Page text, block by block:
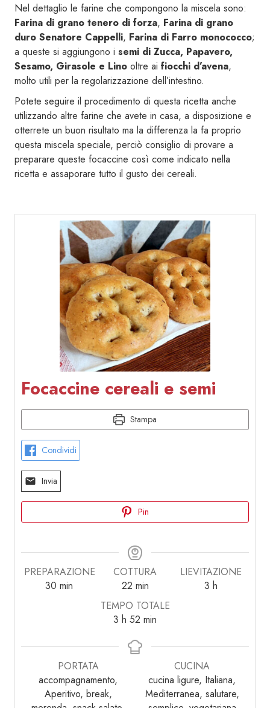
Nel dettaglio le farine che compongono la miscela sono:
Farina di grano tenero di forza, Farina di grano
duro Senatore Cappelli, Farina di Farro monococco;
a queste si aggiungono i semi di Zucca, Papavero,
Sesamo, Girasole e Lino oltre ai fiocchi d’avena,
molto utili per la regolarizzazione dell’intestino.
Potete seguire il procedimento di questa ricetta anche
utilizzando altre farine che avete in casa, a disposizione e
otterrete un buon risultato ma la differenza la fa proprio
questa miscela speciale, perciò consiglio di provare a
preparare queste focaccine così come indicato nella
ricetta e assaporare tutto il gusto dei cereali.
Focaccine cereali e semi
Stampa
Condividi
Invia
Pin
PREPARAZIONE
30 minuti
min
COTTURA
22minuti
min
LIEVITAZIONE
3 ore
h
TEMPO TOTALE
3 ore
h 52 minuti
min
PORTATA
accompagnamento,
Aperitivo, break,
CUCINA
cucina ligure, Italiana,
Mediterranea, salutare,